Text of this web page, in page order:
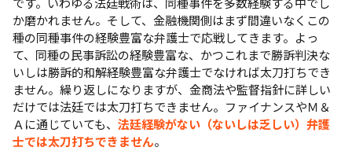
か磨かれません。そして、金融機関側はまず間違いなくこの
種の同種事件の経験豊富な弁護士で応戦してきます。よっ
て、同種の民事訴訟の経験豊富な、かつこれまで勝訴判決な
いしは勝訴的和解経験豊富な弁護士でなければ太刀打ちでき
ません。繰り返しになりますが、金商法や監督指針に詳しい
だけでは法廷では太刀打ちできません。ファイナンスやＭ＆
Ａに通じていても、 法廷経験がない（ないしは乏しい）弁護
士では太刀打ちできません。